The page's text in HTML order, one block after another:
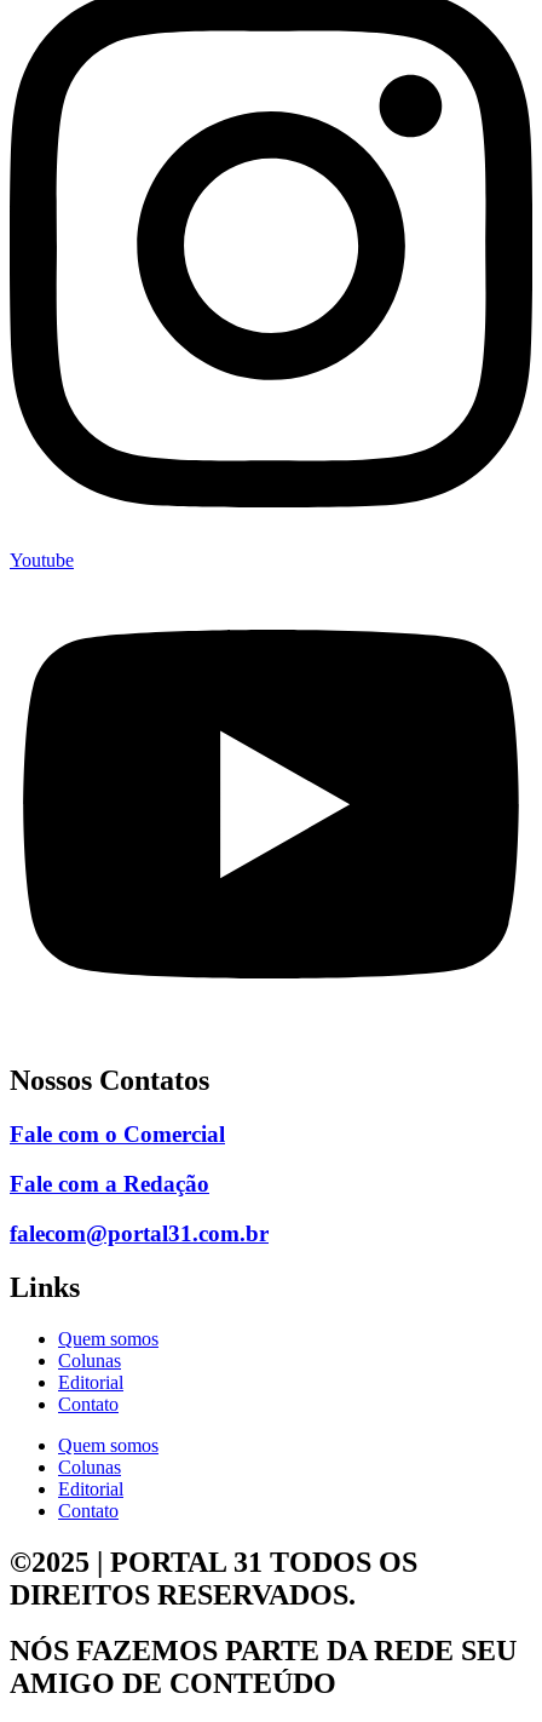
Youtube
Nossos Contatos
Fale com o Comercial
Fale com a Redação
falecom@portal31.com.br
Links
Quem somos
Colunas
Editorial
Contato
Quem somos
Colunas
Editorial
Contato
©2025 | PORTAL 31 TODOS OS
DIREITOS RESERVADOS.
NÓS FAZEMOS PARTE DA REDE SEU
AMIGO DE CONTEÚDO